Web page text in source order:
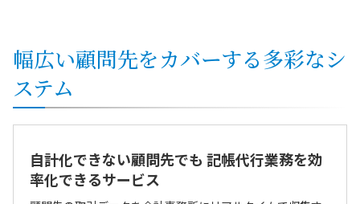
幅広い顧問先をカバーする多彩なシ
ステム
自計化できない顧問先でも 記帳代行業務を効
率化できるサービス